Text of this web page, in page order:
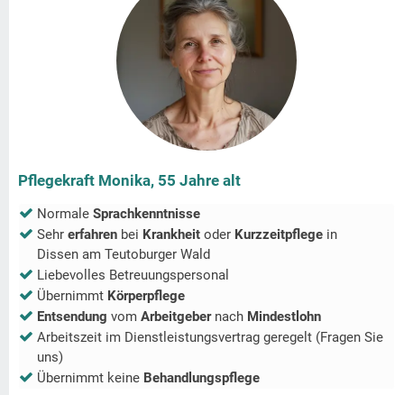
Pflegekraft Monika, 55 Jahre alt
Normale Sprachkenntnisse
Sehr erfahren bei Krankheit oder Kurzzeitpflege in
Dissen am Teutoburger Wald
Liebevolles Betreuungspersonal
Übernimmt Körperpflege
Entsendung vom Arbeitgeber nach Mindestlohn
Arbeitszeit im Dienstleistungsvertrag geregelt (Fragen Sie
uns)
Übernimmt keine Behandlungspflege